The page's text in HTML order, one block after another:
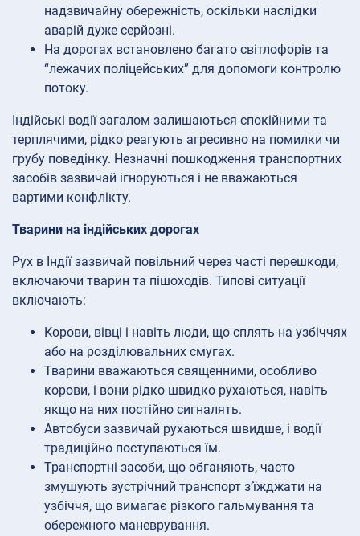
надзвичайну обережність, оскільки наслідки
аварій дуже серйозні.
На дорогах встановлено багато світлофорів та
“лежачих поліцейських” для допомоги контролю
потоку.
Індійські водії загалом залишаються спокійними та
терплячими, рідко реагують агресивно на помилки чи
грубу поведінку. Незначні пошкодження транспортних
засобів зазвичай ігноруються і не вважаються
вартими конфлікту.
Тварини на індійських дорогах
Рух в Індії зазвичай повільний через часті перешкоди,
включаючи тварин та пішоходів. Типові ситуації
включають:
Корови, вівці і навіть люди, що сплять на узбіччях
або на розділювальних смугах.
Тварини вважаються священними, особливо
корови, і вони рідко швидко рухаються, навіть
якщо на них постійно сигналять.
Автобуси зазвичай рухаються швидше, і водії
традиційно поступаються їм.
Транспортні засоби, що обганяють, часто
змушують зустрічний транспорт з’їжджати на
узбіччя, що вимагає різкого гальмування та
обережного маневрування.